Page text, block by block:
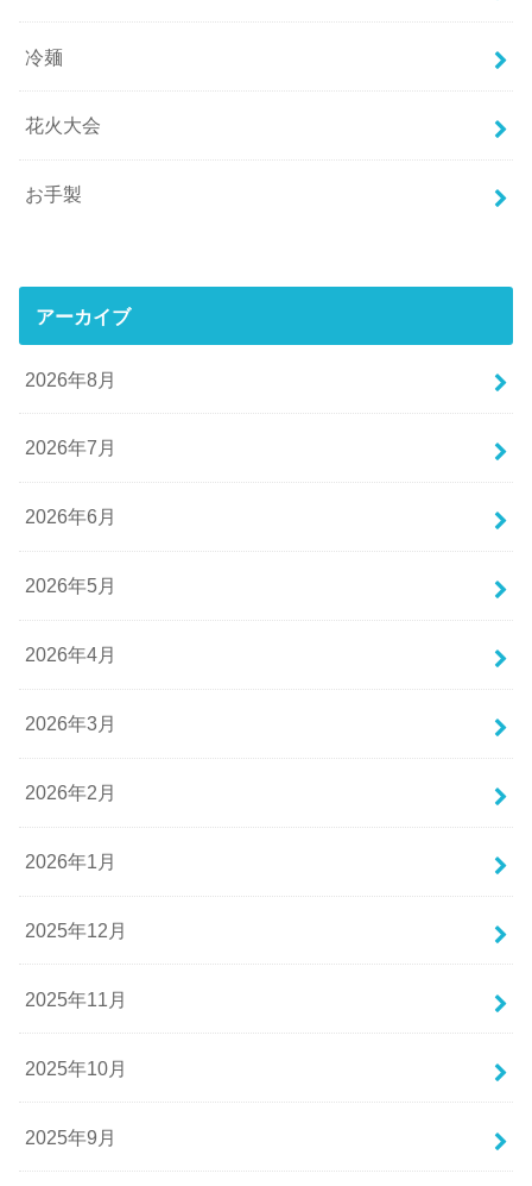
冷麺
花火大会
お手製
アーカイブ
2026年8月
2026年7月
2026年6月
2026年5月
2026年4月
2026年3月
2026年2月
2026年1月
2025年12月
2025年11月
2025年10月
2025年9月